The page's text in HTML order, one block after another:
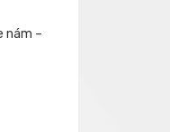
nám –